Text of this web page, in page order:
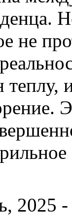
не
теплу,
2025